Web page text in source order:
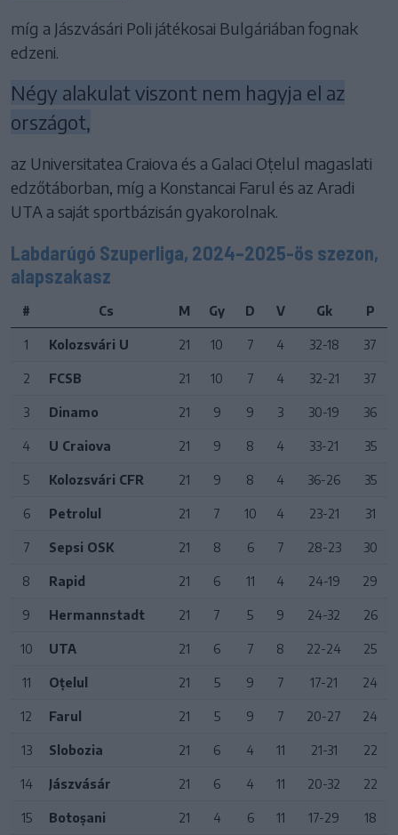
míg a Jászvásári Poli játékosai Bulgáriában fognak
edzeni.
Négy alakulat viszont nem hagyja el az
országot,
az Universitatea Craiova és a Galaci Oțelul magaslati
edzőtáborban, míg a Konstancai Farul és az Aradi
UTA a saját sportbázisán gyakorolnak.
Labdarúgó Szuperliga, 2024–2025-ös szezon,
alapszakasz
# Cs M Gy D V Gk P
1 Kolozsvári U 21 10 7 4 32-18 37
2 FCSB 21 10 7 4 32-21 37
3 Dinamo 21 9 9 3 30-19 36
4 U Craiova 21 9 8 4 33-21 35
5 Kolozsvári CFR 21 9 8 4 36-26 35
6 Petrolul 21 7 10 4 23-21 31
7 Sepsi OSK 21 8 6 7 28-23 30
8 Rapid 21 6 11 4 24-19 29
9 Hermannstadt 21 7 5 9 24-32 26
10 UTA 21 6 7 8 22-24 25
11 Oțelul 21 5 9 7 17-21 24
12 Farul 21 5 9 7 20-27 24
13 Slobozia 21 6 4 11 21-31 22
14 Jászvásár 21 6 4 11 20-32 22
15 Botoșani 21 4 6 11 17-29 18